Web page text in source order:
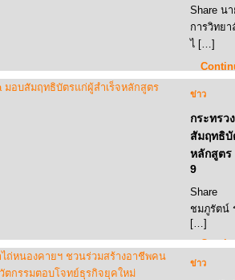
Share น
การวิทย
ไ […]
ข่าว
กระทรว
สัมฤทธิบั
หลักสูตร
9
Share
ชมภูรัตน์
[…]
ข่าว